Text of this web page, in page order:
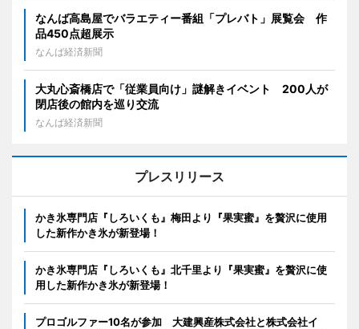
なんば高島屋でバラエティー番組「プレバト」展覧会 作
品450点超展示
なんば経済新聞
大丸心斎橋店で「従業員向け」謎解きイベント 200人が
閉店後の館内を巡り交流
なんば経済新聞
プレスリリース
かき氷専門店『しろいくも』梅田より『果実蜜』を贅沢に使用
した新作かき氷が新登場！
かき氷専門店『しろいくも』北千里より『果実蜜』を贅沢に使
用した新作かき氷が新登場！
プロゴルファー10名が参加 大建興産株式会社と株式会社イ